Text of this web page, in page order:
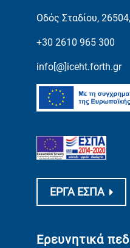
Οδός Σταδίου,
+30 2610 965 300
info[@]iceht.forth.gr
ΕΡΓΑ ΕΣΠΑ
Ερευνητικά